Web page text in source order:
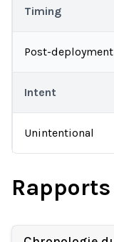
Timing
Post-deployment
Intent
Unintentional